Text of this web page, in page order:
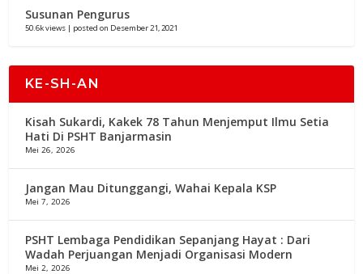
Susunan Pengurus
50.6k views | posted on Desember 21, 2021
KE-SH-AN
Kisah Sukardi, Kakek 78 Tahun Menjemput Ilmu Setia
Hati Di PSHT Banjarmasin
Mei 26, 2026
Jangan Mau Ditunggangi, Wahai Kepala KSP
Mei 7, 2026
PSHT Lembaga Pendidikan Sepanjang Hayat : Dari
Wadah Perjuangan Menjadi Organisasi Modern
Mei 2, 2026